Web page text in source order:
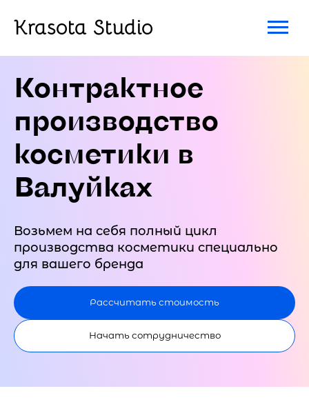
Krasota Studio
Контрактное
производство
косметики в
Валуйках
Возьмем на себя полный цикл
производства косметики специально
для вашего бренда
Рассчитать стоимость
Начать сотрудничество